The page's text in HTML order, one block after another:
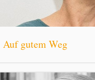
Auf gutem Weg